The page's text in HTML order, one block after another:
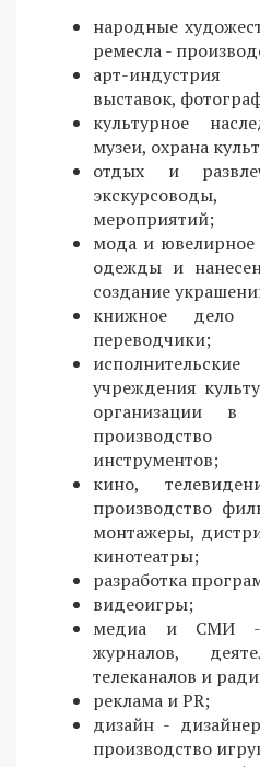
народные
ремесла -
арт-
выставок,
культурное
музеи, охрана
отдых и
мероприятий;
мода и ювелирное
одежды и
создание
книжное дело
переводчики;
учреждения
организации в
инструментов;
кино,
производство
монтажеры,
кинотеатры;
разработка
видеоигры;
медиа и СМИ -
журналов,
телеканалов и
реклама и PR;
дизайн -
производство